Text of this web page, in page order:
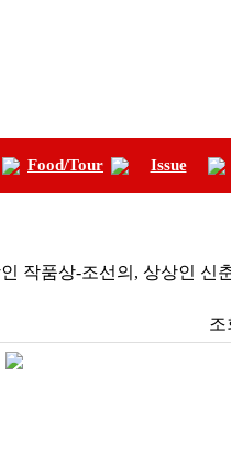
Food/Tour Issue
작품상-조선의, 상상인 신
조